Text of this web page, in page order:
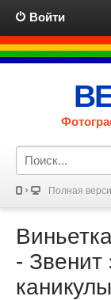
Войти
Полная
- Звенит